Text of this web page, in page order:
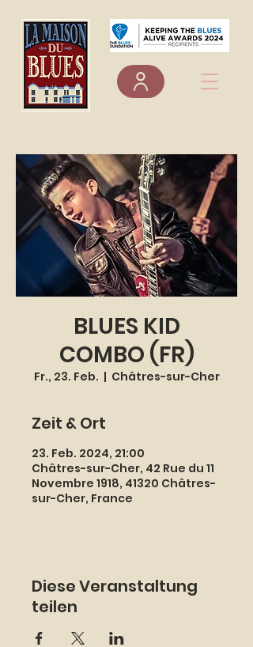
BLUES KID
COMBO (FR)
Fr., 23. Feb.
  |
Châtres-sur-Cher
Zeit & Ort
23. Feb. 2024, 21:00
Châtres-sur-Cher, 42 Rue du 11
Novembre 1918, 41320 Châtres-
sur-Cher, France
Diese Veranstaltung
teilen